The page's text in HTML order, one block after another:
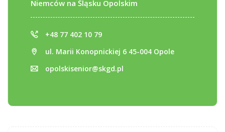
Niemców na Śląsku Opolskim
+48 77 402 10 79
ul. Marii Konopnickiej 6 45-004 Opole
opolskisenior@skgd.pl